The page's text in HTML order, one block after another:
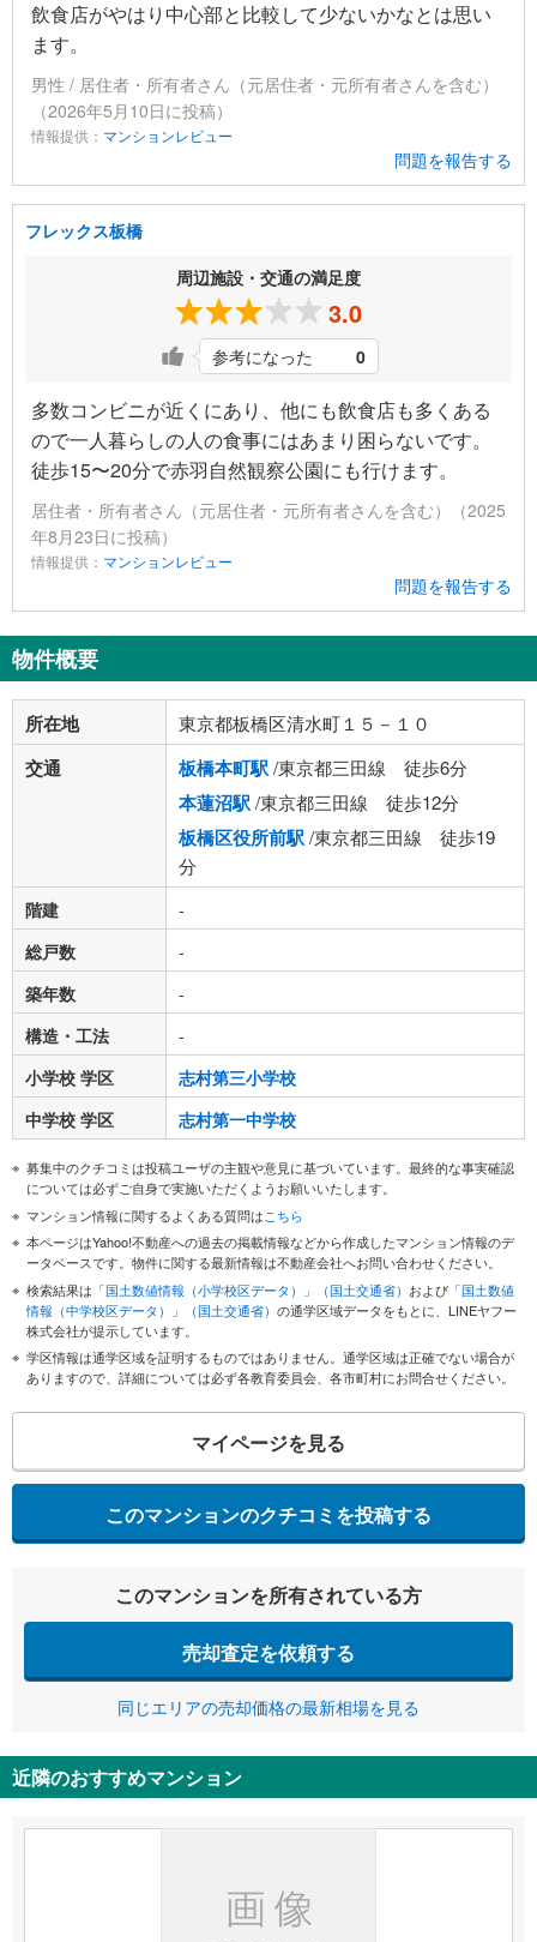
飲食店がやはり中心部と比較して少ないかなとは思い
ます。
男性 / 居住者・所有者さん（元居住者・元所有者さんを含む）
（2026年5月10日に投稿）
情報提供： マンションレビュー
問題を報告する
フレックス板橋
周辺施設・交通の満足度
3.0
参考になった 0
多数コンビニが近くにあり、他にも飲食店も多くある
ので一人暮らしの人の食事にはあまり困らないです。
徒歩15〜20分で赤羽自然観察公園にも行けます。
居住者・所有者さん（元居住者・元所有者さんを含む）（2025
年8月23日に投稿）
情報提供： マンションレビュー
問題を報告する
物件概要
所在地 東京都板橋区清水町１５－１０
交通 板橋本町駅/東京都三田線 徒歩6分
本蓮沼駅/東京都三田線 徒歩12分
板橋区役所前駅/東京都三田線 徒歩19
分
階建
-
総戸数
-
築年数
-
構造・工法
-
小学校 学区
志村第三小学校
中学校 学区
志村第一中学校
募集中のクチコミは投稿ユーザの主観や意見に基づいています。最終的な事実確認
については必ずご自身で実施いただくようお願いいたします。
マンション情報に関するよくある質問はこちら
本ページはYahoo!不動産への過去の掲載情報などから作成したマンション情報のデ
ータベースです。物件に関する最新情報は不動産会社へお問い合わせください。
検索結果は 「国土数値情報（小学校区データ）」（国土交通省） および 「国土数値
情報（中学校区データ）」（国土交通省） の通学区域データをもとに、LINEヤフー
株式会社が提示しています。
学区情報は通学区域を証明するものではありません。通学区域は正確でない場合が
ありますので、詳細については必ず各教育委員会、各市町村にお問合せください。
マイページを見る
このマンションのクチコミを投稿する
このマンションを所有されている方
売却査定を依頼する
同じエリアの売却価格の最新相場を見る
近隣のおすすめマンション